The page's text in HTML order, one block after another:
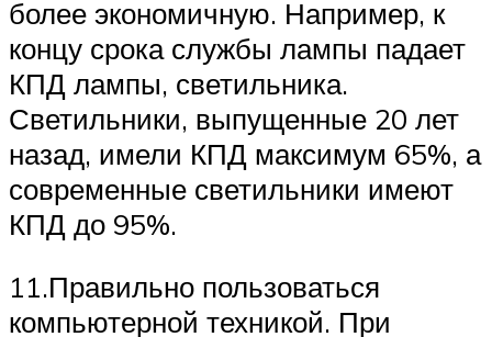
более экономичную. Например, к
концу срока службы лампы падает
КПД лампы, светильника.
Светильники, выпущенные 20 лет
назад, имели КПД максимум 65%, а
современные светильники имеют
КПД до 95%.
11.Правильно пользоваться
компьютерной техникой. При